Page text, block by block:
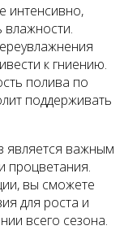
интенсивно,
к гниению.
полива по
поддерживать
является важным
процветания.
вы сможете
для роста и
всего сезона.